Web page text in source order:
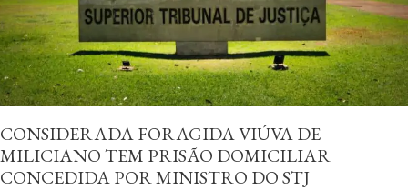
CONSIDERADA FORAGIDA VIÚVA DE
MILICIANO TEM PRISÃO DOMICILIAR
CONCEDIDA POR MINISTRO DO STJ